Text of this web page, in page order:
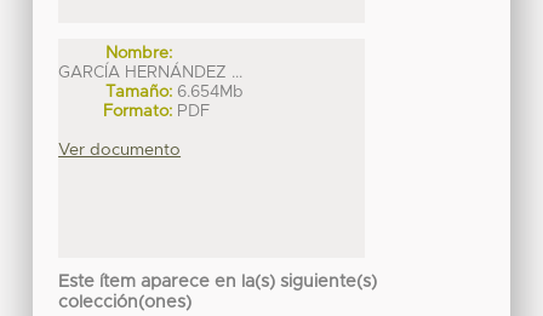
Nombre:
GARCÍA HERNÁNDEZ ...
Tamaño: 6.654Mb
Formato: PDF
Ver documento
Este ítem aparece en la(s) siguiente(s)
colección(ones)